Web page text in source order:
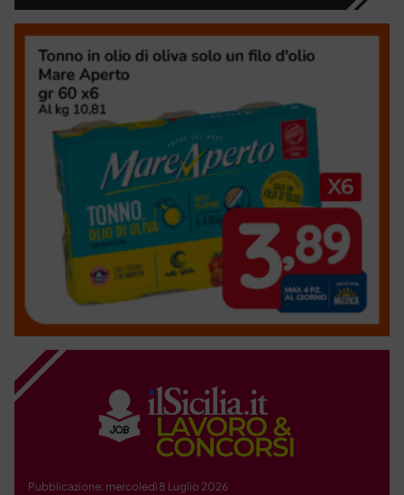
Pubblicazione: mercoledì 8 Luglio 2026